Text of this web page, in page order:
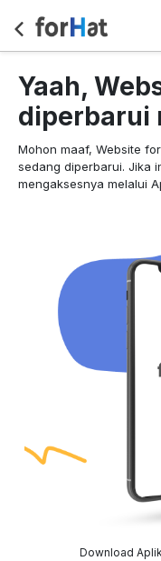
Yaah,
diperbarui
Mohon maaf, Website
sedang diperbarui. Jika
mengaksesnya melalui
Download